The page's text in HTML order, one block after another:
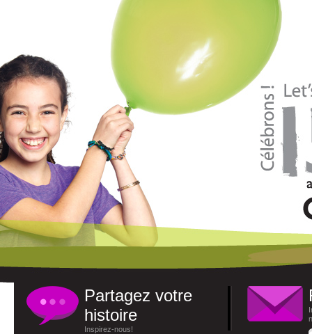
Partagez votre
histoire
Inspirez-nous!